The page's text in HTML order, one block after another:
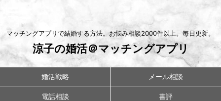
マッチングアプリで結婚する方法。お悩み相談2000件以上。毎日更新。
涼子の婚活＠マッチングアプリ
婚活戦略 メール相談
電話相談 書評